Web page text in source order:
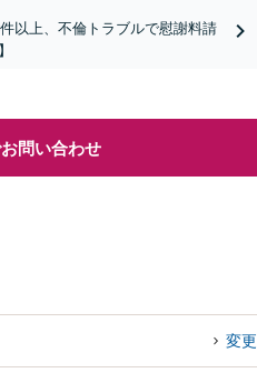
以上、不倫トラブルで慰謝料請
問い合わせ
変更